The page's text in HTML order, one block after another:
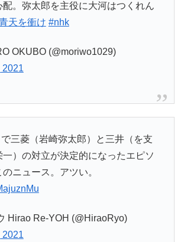
配。弥太郎を主役に大河はつくれん
天を衝け #nhk
OKUBO (@moriwo1029)
2021
で三菱（岩崎弥太郎）と三井（を支
）の対立が決定的になったエピソ
ニュース。アツい。
Hirao Re-YOH (@HiraoRyo)
2021